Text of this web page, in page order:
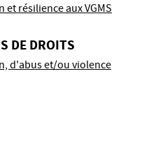
résilience aux VGMS
DE DROITS
d'abus et/ou violence